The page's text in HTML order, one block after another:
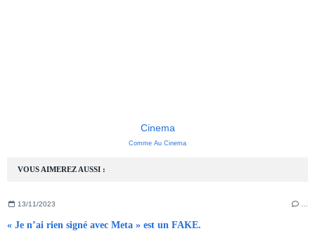
VOUS AIMEREZ AUSSI :
13/11/2023
« Je n’ai rien signé avec Meta » est un FAKE.
Cinema
Comme Au Cinema